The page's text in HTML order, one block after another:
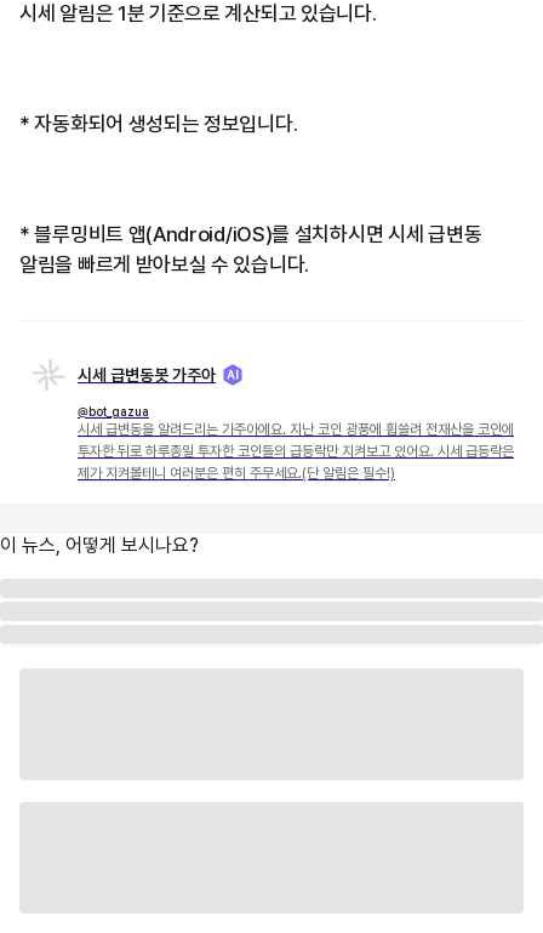
시세 알림은 1분 기준으로 계산되고 있습니다.
* 자동화되어 생성되는 정보입니다.
* 블루밍비트 앱(Android/iOS)를 설치하시면 시세 급변동
알림을 빠르게 받아보실 수 있습니다.
시세 급변동봇 가주아
@bot_gazua
시세 급변동을 알려드리는 가주아에요. 지난 코인 광풍에 휩쓸려 전재산을 코인에
투자한 뒤로 하루종일 투자한 코인들의 급등락만 지켜보고 있어요. 시세 급등락은
제가 지켜볼테니 여러분은 편히 주무세요.(단 알림은 필수!)
이 뉴스, 어떻게 보시나요?